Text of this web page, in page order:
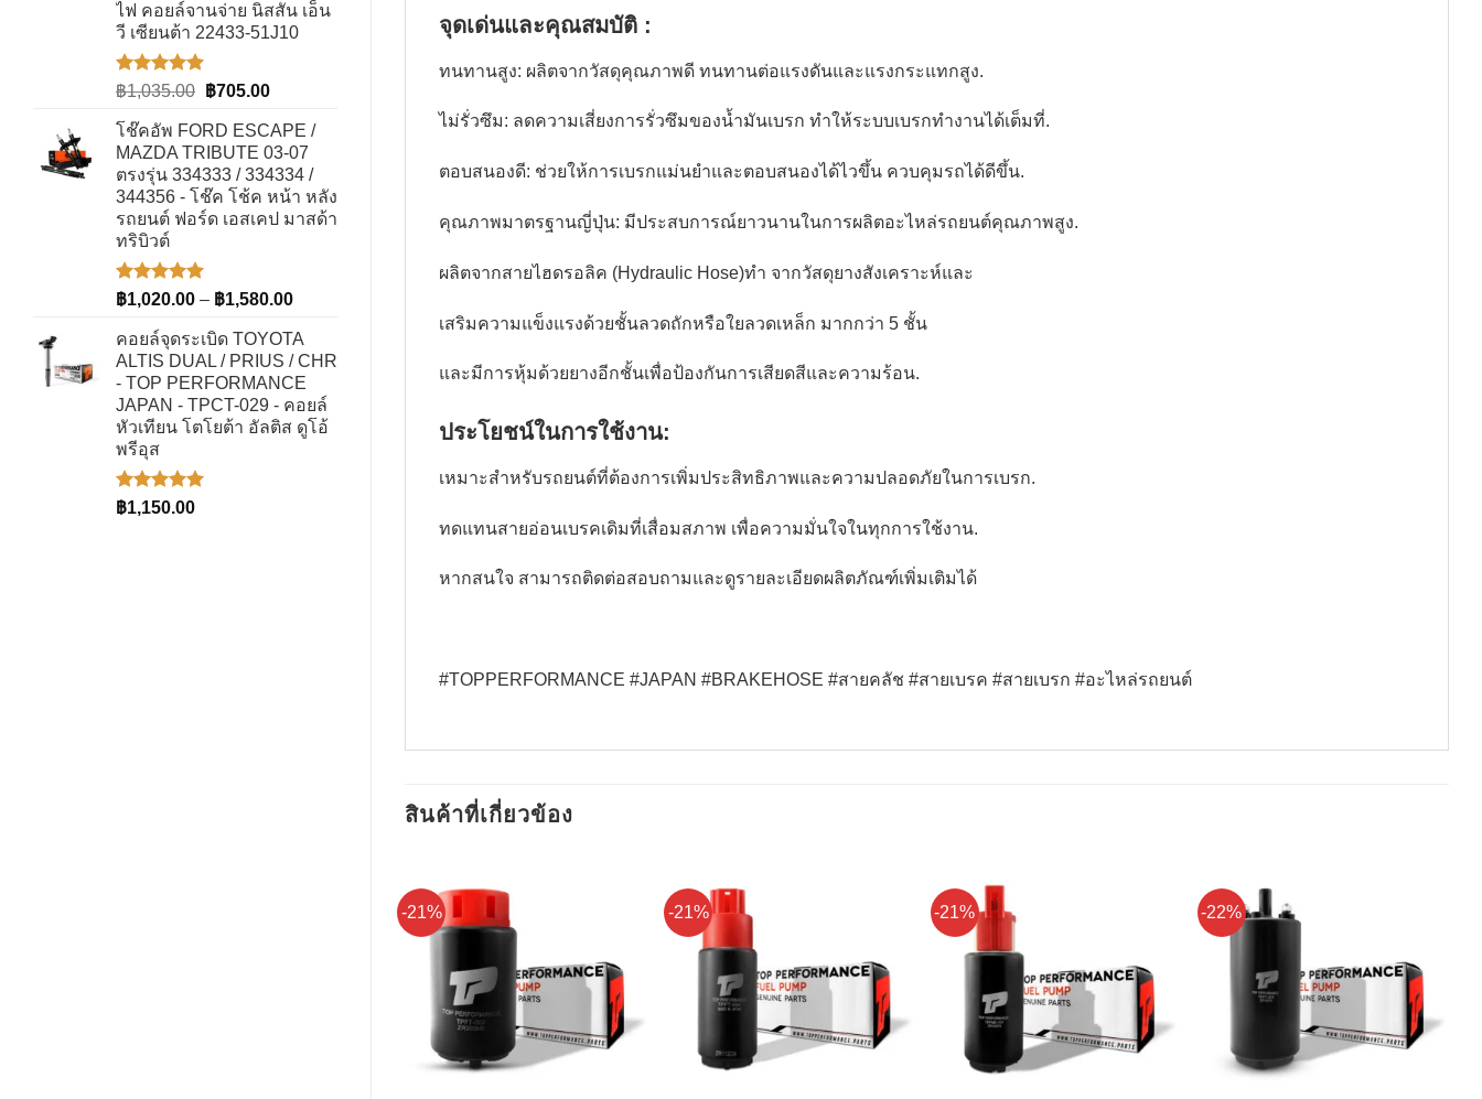
ไฟ คอยล์จานจ่าย นิสสัน เอ็น
วี เซียนต้า 22433-51J10
ให้คะแนน
1-5
คะแนน
฿1,035.00 Original
was:
฿1,035.00.
฿705.00Current
is:
฿705.00.
โช๊คอัพ FORD ESCAPE /
MAZDA TRIBUTE 03-07
ตรงรุ่น 334333 / 334334 /
344356 - โช๊ค โช้ค หน้า หลัง
รถยนต์ ฟอร์ด เอสเคป มาสด้า
ทริบิวต์
ให้คะแนน
1-5
คะแนน
฿1,020.00 – ฿1,580.00Price
฿1,020.00
through
฿1,580.00
คอยล์จุดระเบิด TOYOTA
ALTIS DUAL / PRIUS / CHR
- TOP PERFORMANCE
JAPAN - TPCT-029 - คอยล์
หัวเทียน โตโยต้า อัลติส ดูโอ้
พรีอุส
ให้คะแนน
฿1,150.00
จุดเด่นและคุณสมบัติ :
ทนทานสูง: ผลิตจากวัสดุคุณภาพดี ทนทานต่อแรงดันและแรงกระแทกสูง.
ไม่รั่วซึม: ลดความเสี่ยงการรั่วซึมของน้ำมันเบรก ทำให้ระบบเบรกทำงานได้เต็มที่.
ตอบสนองดี: ช่วยให้การเบรกแม่นยำและตอบสนองได้ไวขึ้น ควบคุมรถได้ดีขึ้น.
คุณภาพมาตรฐานญี่ปุ่น: มีประสบการณ์ยาวนานในการผลิตอะไหล่รถยนต์คุณภาพสูง.
ผลิตจากสายไฮดรอลิค (Hydraulic Hose)ทำ จากวัสดุยางสังเคราะห์และ
เสริมความแข็งแรงด้วยชั้นลวดถักหรือใยลวดเหล็ก มากกว่า 5 ชั้น
และมีการหุ้มด้วยยางอีกชั้นเพื่อป้องกันการเสียดสีและความร้อน.
ประโยชน์ในการใช้งาน:
เหมาะสำหรับรถยนต์ที่ต้องการเพิ่มประสิทธิภาพและความปลอดภัยในการเบรก.
ทดแทนสายอ่อนเบรคเดิมที่เสื่อมสภาพ เพื่อความมั่นใจในทุกการใช้งาน.
หากสนใจ สามารถติดต่อสอบถามและดูรายละเอียดผลิตภัณฑ์เพิ่มเติมได้
#TOPPERFORMANCE #JAPAN #BRAKEHOSE #สายคลัช #สายเบรค #สายเบรก #อะไหล่รถยนต์
สินค้าที่เกี่ยวข้อง
-21% -21% -21% -22%